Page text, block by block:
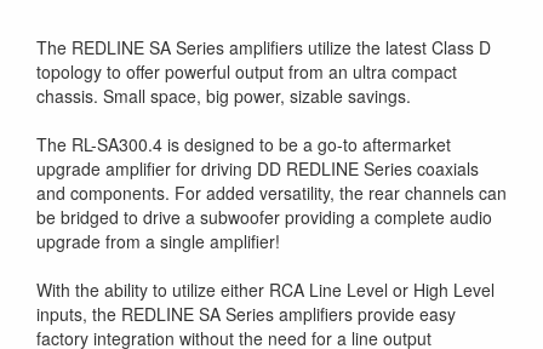
The REDLINE SA Series amplifiers utilize the latest Class D
topology to offer powerful output from an ultra compact
chassis. Small space, big power, sizable savings.
The RL-SA300.4 is designed to be a go-to aftermarket
upgrade amplifier for driving DD REDLINE Series coaxials
and components. For added versatility, the rear channels can
be bridged to drive a subwoofer providing a complete audio
upgrade from a single amplifier!
With the ability to utilize either RCA Line Level or High Level
inputs, the REDLINE SA Series amplifiers provide easy
factory integration without the need for a line output